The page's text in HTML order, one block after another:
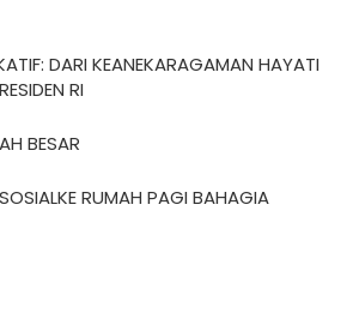
DARI KEANEKARAGAMAN HAYATI
RI
BESAR
RUMAH PAGI BAHAGIA